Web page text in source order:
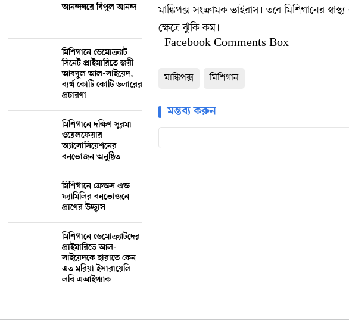
আনন্দঘরে বিপুল আনন্দ
মিশিগানে ডেমোক্র্যাট
সিনেট প্রাইমারিতে জয়ী
আবদুল আল-সাইয়েদ,
ব্যর্থ কোটি কোটি ডলারের
প্রচারণা
মিশিগানে দক্ষিণ সুরমা
ওয়েলফেয়ার
অ্যাসোসিয়েশনের
বনভোজন অনুষ্ঠিত
মিশিগানে ফ্রেন্ডস এন্ড
ফ্যামিলির বনভোজনে
প্রাণের উচ্ছ্বাস
মিশিগানে ডেমোক্র্যাটদের
প্রাইমারিতে আল-
সাইয়েদকে হারাতে কেন
এত মরিয়া ইসারায়েলি
লবি এআইপ্যাক
মাঙ্কিপক্স সংক্রামক ভাইরাস। তবে মিশিগানের
ক্ষেত্রে ঝুঁকি কম।
Facebook Comments Box
মাঙ্কিপক্স মিশিগান
মন্তব্য করুন